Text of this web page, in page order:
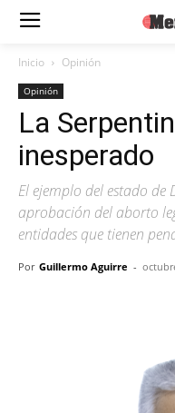
Inicio Opinión
Opinión
La
inesperado
El ejemplo del estado
aprobación del aborto
entidades que tienen
Por Guillermo Aguirre -